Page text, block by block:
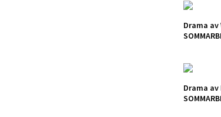
Drama av
Drama